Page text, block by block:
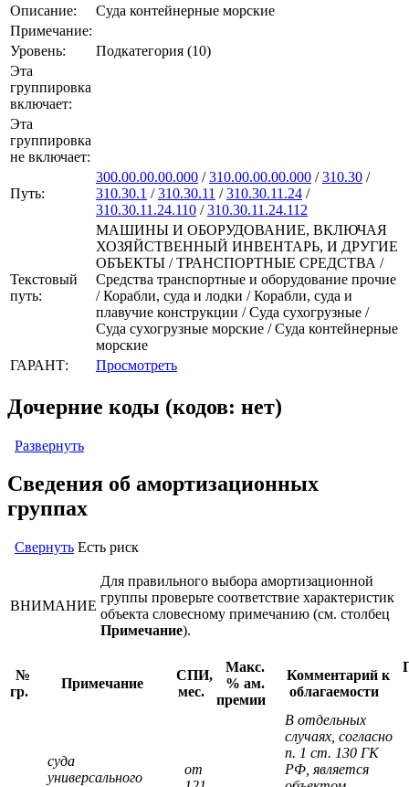
Описание:
Суда контейнерные морские
Примечание:
Уровень:
Подкатегория (10)
Эта
группировка
включает:
Эта
группировка
не включает:
Путь:
300.00.00.00.000 /310.00.00.00.000 /310.30 /
310.30.1 /310.30.11 /310.30.11.24 /
310.30.11.24.110 /310.30.11.24.112
Текстовый
путь:
МАШИНЫ И ОБОРУДОВАНИЕ, ВКЛЮЧАЯ
ХОЗЯЙСТВЕННЫЙ ИНВЕНТАРЬ, И ДРУГИЕ
ОБЪЕКТЫ / ТРАНСПОРТНЫЕ СРЕДСТВА /
Средства транспортные и оборудование прочие
/ Корабли, суда и лодки / Корабли, суда и
плавучие конструкции / Суда сухогрузные /
Суда сухогрузные морские / Суда контейнерные
морские
ГАРАНТ:
Просмотреть
Дочерние коды (кодов: нет)
Развернуть
Сведения об амортизационных
группах
Свернуть Есть риск
ВНИМАНИЕ
Для правильного выбора амортизационной
группы проверьте соответствие характеристик
объекта словесному примечанию (см. столбец
Примечание).
№
гр.
Примечание
СПИ,
мес.
Макс.
% ам.
премии
Комментарий к
облагаемости
суда
универсального
от
В отдельных
случаях, согласно
п. 1 ст. 130 ГК
РФ, является